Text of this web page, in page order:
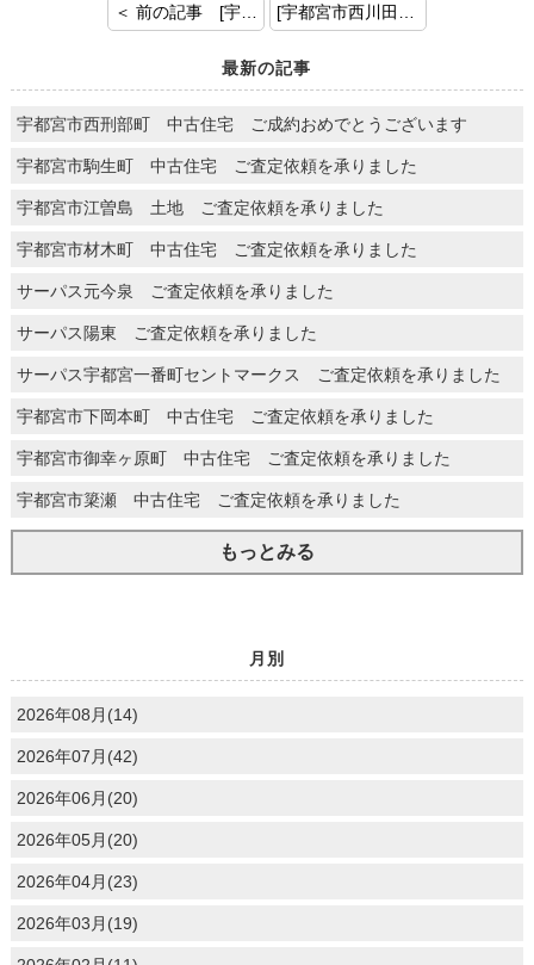
＜ 前の記事 [宇都宮市泉が丘 中古マンション ご成約おめでとうございます！]
最新の記事
宇都宮市西刑部町 中古住宅 ご成約おめでとうございます
宇都宮市駒生町 中古住宅 ご査定依頼を承りました
宇都宮市江曽島 土地 ご査定依頼を承りました
宇都宮市材木町 中古住宅 ご査定依頼を承りました
サーパス元今泉 ご査定依頼を承りました
サーパス陽東 ご査定依頼を承りました
サーパス宇都宮一番町セントマークス ご査定依頼を承りました
宇都宮市下岡本町 中古住宅 ご査定依頼を承りました
宇都宮市御幸ヶ原町 中古住宅 ご査定依頼を承りました
宇都宮市簗瀬 中古住宅 ご査定依頼を承りました
もっとみる
月別
2026年08月(14)
2026年07月(42)
2026年06月(20)
2026年05月(20)
2026年04月(23)
2026年03月(19)